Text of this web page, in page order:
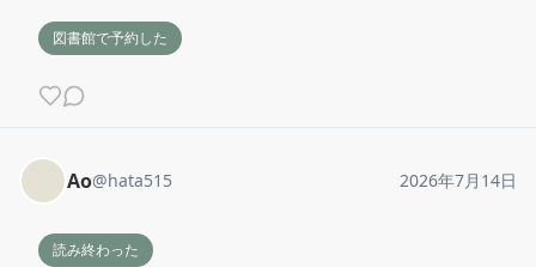
図書館で予約した
Ao@hata515 2026年7月14日
読み終わった